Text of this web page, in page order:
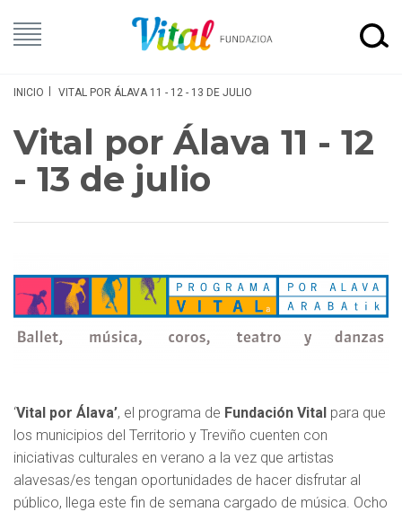
INICIO VITAL POR ÁLAVA 11 - 12 - 13 DE JULIO
Vital por Álava 11 - 12
- 13 de julio
‘Vital por Álava’, el programa de Fundación Vital para que
los municipios del Territorio y Treviño cuenten con
iniciativas culturales en verano a la vez que artistas
alavesas/es tengan oportunidades de hacer disfrutar al
público, llega este fin de semana cargado de música. Ocho